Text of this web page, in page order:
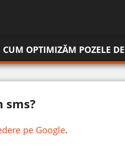
CUM OPTIMIZĂM POZELE DE
sms?
pe Google.